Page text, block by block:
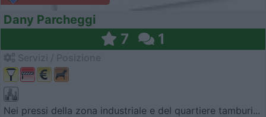
Dany Parcheggi
7 1
Nei pressi della zona industriale e del quartiere tamburi...